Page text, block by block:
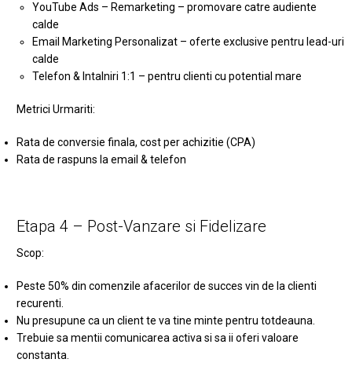
YouTube Ads – Remarketing – promovare catre audiente
calde
Email Marketing Personalizat – oferte exclusive pentru lead-uri
calde
Telefon & Intalniri 1:1 – pentru clienti cu potential mare
Metrici Urmariti:
Rata de conversie finala, cost per achizitie (CPA)
Rata de raspuns la email & telefon
Etapa 4 – Post-Vanzare si Fidelizare
Scop:
Peste 50% din comenzile afacerilor de succes vin de la clienti
recurenti.
Nu presupune ca un client te va tine minte pentru totdeauna.
Trebuie sa mentii comunicarea activa si sa ii oferi valoare
constanta.